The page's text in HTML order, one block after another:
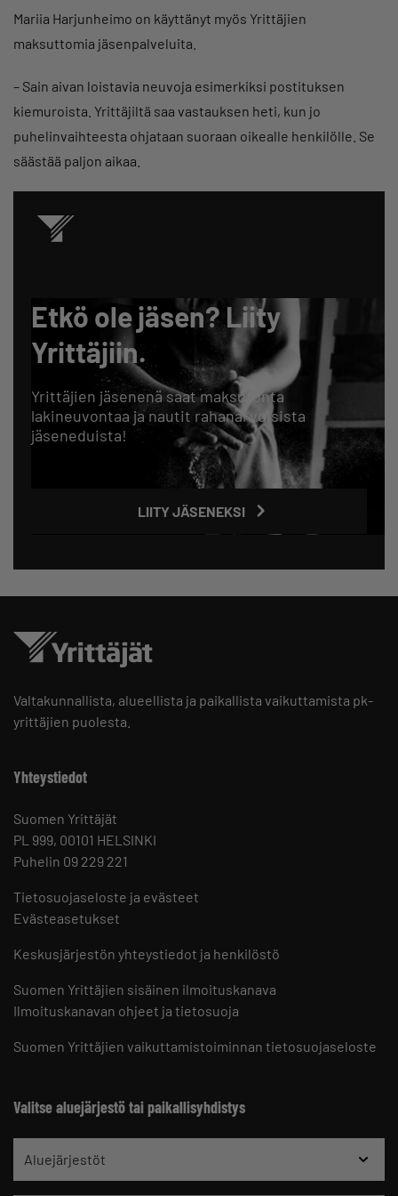
Mariia Harjunheimo on käyttänyt myös Yrittäjien
maksuttomia jäsenpalveluita.
– Sain aivan loistavia neuvoja esimerkiksi postituksen
kiemuroista. Yrittäjiltä saa vastauksen heti, kun jo
puhelinvaihteesta ohjataan suoraan oikealle henkilölle. Se
säästää paljon aikaa.
Etkö ole jäsen? Liity
Yrittäjiin.
Yrittäjien jäsenenä saat maksutonta
lakineuvontaa ja nautit rahanarvoisista
jäseneduista!
LIITY JÄSENEKSI
Valtakunnallista, alueellista ja paikallista vaikuttamista pk-
yrittäjien puolesta.
Yhteystiedot
Suomen Yrittäjät
PL 999, 00101 HELSINKI
Puhelin 09 229 221
Tietosuojaseloste ja evästeet
Evästeasetukset
Keskusjärjestön yhteystiedot ja henkilöstö
Suomen Yrittäjien sisäinen ilmoituskanava
Ilmoituskanavan ohjeet ja tietosuoja
Suomen Yrittäjien vaikuttamistoiminnan tietosuojaseloste
Valitse aluejärjestö tai paikallisyhdistys
Aluejärjestöt